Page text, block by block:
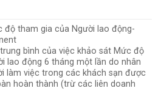
độ tham gia của Người lao động-
bình của việc khảo sát Mức độ
lao động 6 tháng một lần do nhân
làm việc trong các khách sạn được
hoàn thành (trừ các liên doanh